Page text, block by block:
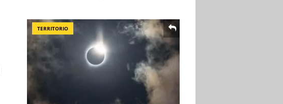
TERRITORIO